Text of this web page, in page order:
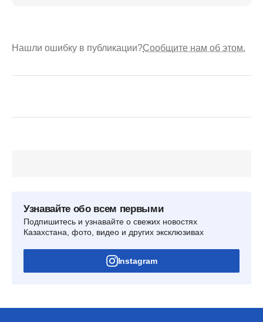
Нашли ошибку в публикации?Сообщите нам об этом.
Узнавайте обо всем первыми
Подпишитесь и узнавайте о свежих новостях
Казахстана, фото, видео и других эксклюзивах
Instagram